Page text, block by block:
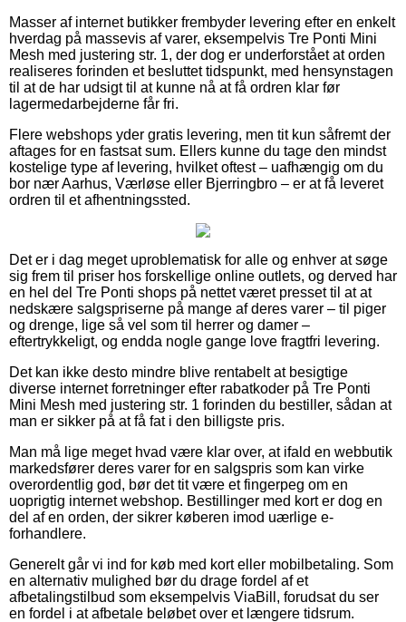
Masser af internet butikker frembyder levering efter en enkelt
hverdag på massevis af varer, eksempelvis Tre Ponti Mini
Mesh med justering str. 1, der dog er underforstået at orden
realiseres forinden et besluttet tidspunkt, med hensynstagen
til at de har udsigt til at kunne nå at få ordren klar før
lagermedarbejderne får fri.
Flere webshops yder gratis levering, men tit kun såfremt der
aftages for en fastsat sum. Ellers kunne du tage den mindst
kostelige type af levering, hvilket oftest – uafhængig om du
bor nær Aarhus, Værløse eller Bjerringbro – er at få leveret
ordren til et afhentningssted.
Det er i dag meget uproblematisk for alle og enhver at søge
sig frem til priser hos forskellige online outlets, og derved har
en hel del Tre Ponti shops på nettet været presset til at at
nedskære salgspriserne på mange af deres varer – til piger
og drenge, lige så vel som til herrer og damer –
eftertrykkeligt, og endda nogle gange love fragtfri levering.
Det kan ikke desto mindre blive rentabelt at besigtige
diverse internet forretninger efter rabatkoder på Tre Ponti
Mini Mesh med justering str. 1 forinden du bestiller, sådan at
man er sikker på at få fat i den billigste pris.
Man må lige meget hvad være klar over, at ifald en webbutik
markedsfører deres varer for en salgspris som kan virke
overordentlig god, bør det tit være et fingerpeg om en
uoprigtig internet webshop. Bestillinger med kort er dog en
del af en orden, der sikrer køberen imod uærlige e-
forhandlere.
Generelt går vi ind for køb med kort eller mobilbetaling. Som
en alternativ mulighed bør du drage fordel af et
afbetalingstilbud som eksempelvis ViaBill, forudsat du ser
en fordel i at afbetale beløbet over et længere tidsrum.